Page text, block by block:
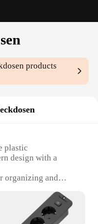
products
plastic
design with a
organizing and
2.0 ports for high-
4, or 6